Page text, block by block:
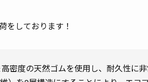
をしております！
密度の天然ゴムを使用し、耐久性に非